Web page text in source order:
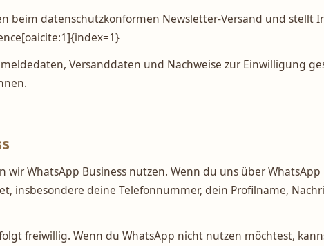
beim datenschutzkonformen Newsletter-Versand und stellt
Versanddaten und Nachweise zur Einwilligung
wir WhatsApp Business nutzen. Wenn du uns über
insbesondere deine Telefonnummer, dein Profilname,
freiwillig. Wenn du WhatsApp nicht nutzen möchtest,